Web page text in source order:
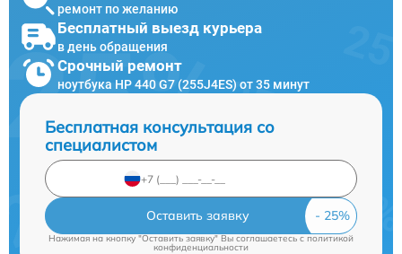
ремонт по желанию
Бесплатный выезд курьера
в день обращения
Срочный ремонт
ноутбука HP 440 G7 (255J4ES) от 35 минут
Бесплатная консультация со
специалистом
Оставить заявку
Нажимая на кнопку "Оставить заявку" Вы соглашаетесь cполитикой
конфиденциальности